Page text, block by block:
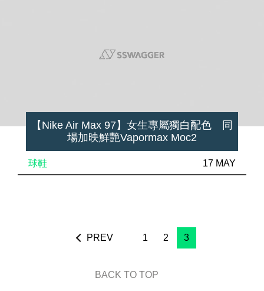
【Nike Air Max 97】女生專屬獨白配色 同
場加映鮮艷Vapormax Moc2
球鞋 17 MAY
PREV 1 2 3
BACK TO TOP